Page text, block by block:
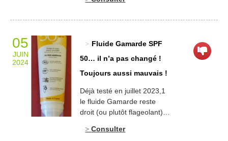
que soient les indices
l’oxyde de zinc, retrouvé en
2e position de la liste des
meilleur des filtres minéraux
et que le dioxyde […]
05
JUIN
2024
Fluide Gamarde SPF
50… il n’a pas changé !
Toujours aussi mauvais !
Déjà testé en juillet 2023,1
le fluide Gamarde reste
droit (ou plutôt flageolant)
change pas d’un pouce… et
Consulter